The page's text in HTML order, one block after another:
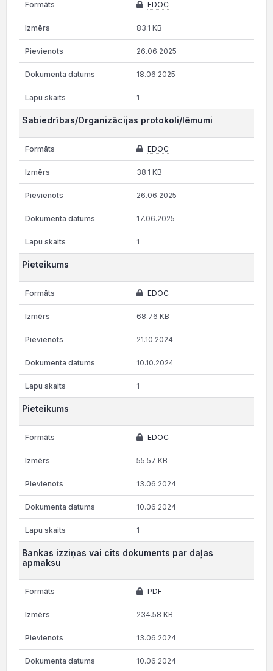
EDOC
83.1 KB
26.06.2025
18.06.2025
1
Sabiedrības/Organizācijas protokoli/lēmumi
EDOC
38.1 KB
26.06.2025
17.06.2025
1
Pieteikums
EDOC
68.76 KB
21.10.2024
10.10.2024
1
Pieteikums
EDOC
55.57 KB
13.06.2024
10.06.2024
1
Bankas izziņas vai cits dokuments par daļas
apmaksu
PDF
234.58 KB
13.06.2024
10.06.2024